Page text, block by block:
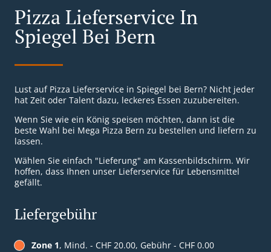
Pizza Lieferservice In
Spiegel Bei Bern
Lust auf Pizza Lieferservice in Spiegel bei Bern? Nicht jeder
hat Zeit oder Talent dazu, leckeres Essen zuzubereiten.
Wenn Sie wie ein König speisen möchten, dann ist die
beste Wahl bei Mega Pizza Bern zu bestellen und liefern zu
lassen.
Wählen Sie einfach "Lieferung" am Kassenbildschirm. Wir
hoffen, dass Ihnen unser Lieferservice für Lebensmittel
gefällt.
Liefergebühr
Zone 1, Mind. - CHF 20.00, Gebühr - CHF 0.00